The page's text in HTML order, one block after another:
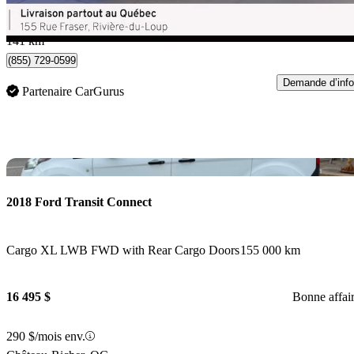
433 $/mois env.
Rivière-du-Loup, QC
141 km
(855) 729-0599
Partenaire CarGurus
Demande d’info
2018 Ford Transit Connect
Cargo XL LWB FWD with Rear Cargo Doors155 000 km
16 495 $ Bonne
290 $/mois env.